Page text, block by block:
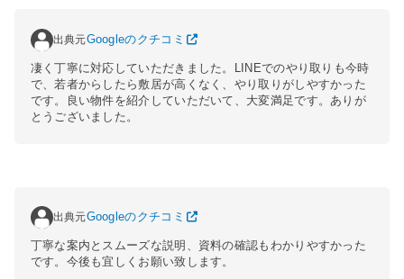
出典元Googleのクチコミ
凄く丁寧に対応していただきました。LINEでのやり取りも今時
で、若者からしたら敷居が高くなく、やり取りがしやすかった
です。良い物件を紹介していただいて、大変満足です。ありが
とうございました。
出典元Googleのクチコミ
丁寧な案内とスムーズな説明、資料の確認もわかりやすかった
です。今後も宜しくお願い致します。